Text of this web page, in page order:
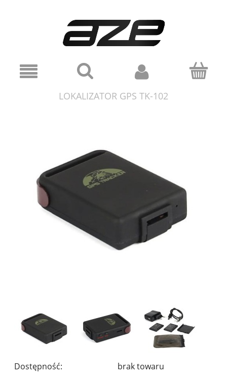
LOKALIZATOR GPS TK-102
Dostępność:
brak towaru